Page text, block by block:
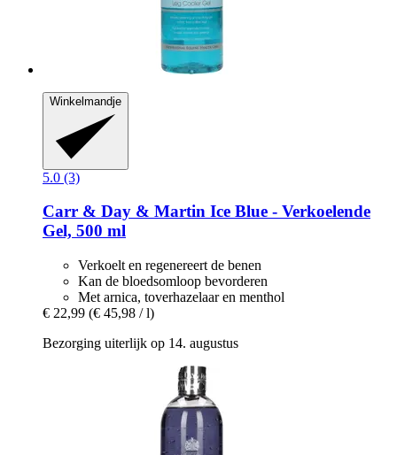
Winkelmandje
5.0 (3)
Carr & Day & Martin Ice Blue -​ Verkoelende
Gel, 500 ml
Verkoelt en regenereert de benen
Kan de bloedsomloop bevorderen
Met arnica, toverhazelaar en menthol
€ 22,99 (€ 45,98 / l)
Bezorging uiterlijk op 14. augustus